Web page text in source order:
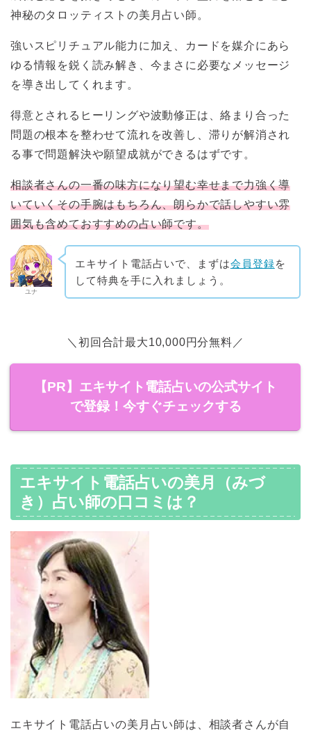
神秘のタロッティストの美月占い師。
強いスピリチュアル能力に加え、カードを媒介にあら
ゆる情報を鋭く読み解き、今まさに必要なメッセージ
を導き出してくれます。
得意とされるヒーリングや波動修正は、絡まり合った
問題の根本を整わせて流れを改善し、滞りが解消され
る事で問題解決や願望成就ができるはずです。
相談者さんの一番の味方になり望む幸せまで力強く導
いていくその手腕はもちろん、朗らかで話しやすい雰
囲気も含めておすすめの占い師です。
ユナ
エキサイト電話占いで、まずは会員登録を
して特典を手に入れましょう。
＼初回合計最大10,000円分無料／
【PR】エキサイト電話占いの公式サイト
で登録！今すぐチェックする
エキサイト電話占いの美月（みづ
き）占い師の口コミは？
エキサイト電話占いの美月占い師は、相談者さんが自